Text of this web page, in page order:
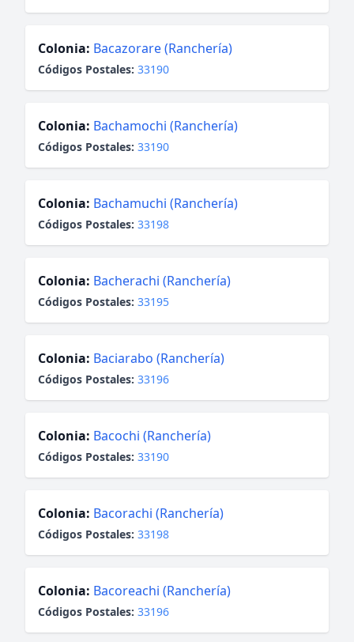
Colonia: Bacazorare (Ranchería)
Códigos Postales: 33190
Colonia: Bachamochi (Ranchería)
Códigos Postales: 33190
Colonia: Bachamuchi (Ranchería)
Códigos Postales: 33198
Colonia: Bacherachi (Ranchería)
Códigos Postales: 33195
Colonia: Baciarabo (Ranchería)
Códigos Postales: 33196
Colonia: Bacochi (Ranchería)
Códigos Postales: 33190
Colonia: Bacorachi (Ranchería)
Códigos Postales: 33198
Colonia: Bacoreachi (Ranchería)
Códigos Postales: 33196